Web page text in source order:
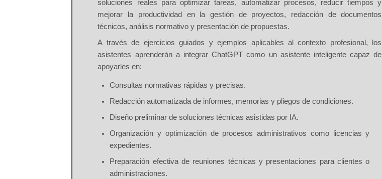
soluciones reales para optimizar tareas, automatizar procesos, reducir tiempos y
mejorar la productividad
en la gestión de proyectos, redacción de documentos
técnicos, análisis normativo y presentación de propuestas.
A través de ejercicios guiados y ejemplos aplicables al contexto profesional, los
asistentes aprenderán a integrar ChatGPT como un asistente inteligente capaz de
apoyarles en:
Consultas normativas rápidas y precisas.
Redacción automatizada de informes, memorias y pliegos de condiciones.
Diseño preliminar de soluciones técnicas asistidas por IA.
Organización y optimización de procesos administrativos como licencias y
expedientes.
Preparación efectiva de reuniones técnicas y presentaciones para clientes o
administraciones.